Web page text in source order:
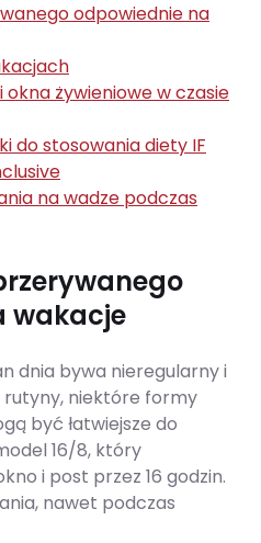
odpowiednie na
okna żywieniowe w czasie
do stosowania diety IF
na wadze podczas
wakacje
dnia bywa nieregularny i
rutyny, niektóre formy
być łatwiejsze do
16/8, który
i post przez 16 godzin.
nawet podczas